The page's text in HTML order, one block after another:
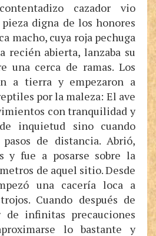
cazador vio
digna de los honores
macho, cuya roja pechuga
recién abierta, lanzaba su
una cerca de ramas. Los
a tierra y empezaron a
por la maleza: El ave
con tranquilidad y
inquietud sino cuando
de distancia. Abrió,
y fue a posarse sobre la
de aquel sitio. Desde
una cacería loca a
Cuando después de
de infinitas precauciones
lo bastante y